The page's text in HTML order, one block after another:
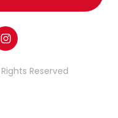
Rights Reserved